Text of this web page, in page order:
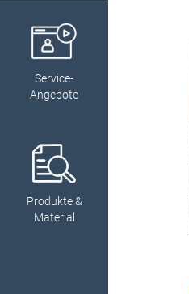
Service-
Angebote
Produkte &
Material